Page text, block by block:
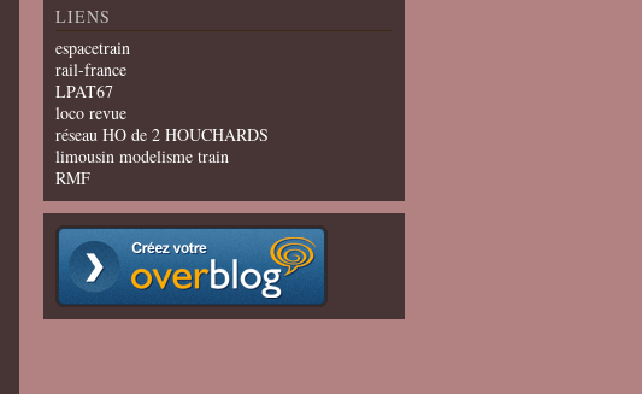
LIENS
espacetrain
rail-france
LPAT67
loco revue
réseau HO de 2 HOUCHARDS
limousin modelisme train
RMF